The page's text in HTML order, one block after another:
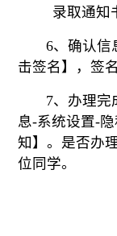
录取通知
6、确认信
击签名】，签
7、办理完
息-系统设置-
知】。是否办
位同学。